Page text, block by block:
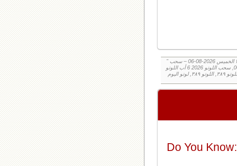
" نتائج سحب اللوتو ٣٨٩ الخميس 2026-08-06 – سحب zeed زيد loto ٣٨٩ loto ٣٨٩ نتيجة اللوتو الخميس – سحب اللوتو اللبناني الخميس – نتيجة اللوتو
اللبناني اليوم اليكم نتائج اللوتو الخميس, الخميس 2026-08-06, سحب اللوتو 2026-08-06, سحب اللوتو 2026 6 أب اللوتو, loto, loto, نتيجة اللوتو, نتيجة
اللوتو ٣٨٩ نتيجة اللوتو ٣٨٩, اللوتو ٣٨٩, لوتو اليوم loto result today, loto results today اللوتو هذا الاسبوع لوتو اليوماللوتو اليوم ,جوائز اللوتو جائزة
Do You Know: